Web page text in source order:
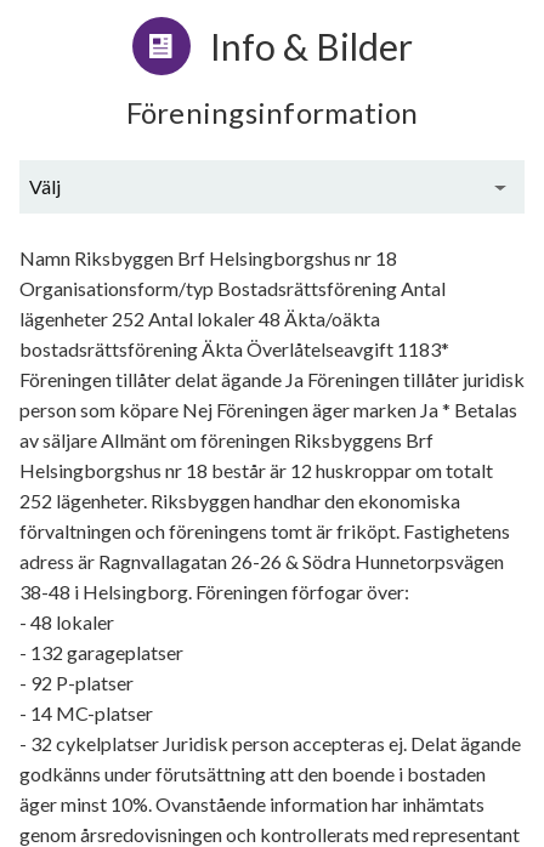
Info & Bilder
Föreningsinformation
Välj
Namn Riksbyggen Brf Helsingborgshus nr 18
Organisationsform/typ Bostadsrättsförening Antal
lägenheter 252 Antal lokaler 48 Äkta/oäkta
bostadsrättsförening Äkta Överlåtelseavgift 1183*
Föreningen tillåter delat ägande Ja Föreningen tillåter juridisk
person som köpare Nej Föreningen äger marken Ja * Betalas
av säljare Allmänt om föreningen Riksbyggens Brf
Helsingborgshus nr 18 består är 12 huskroppar om totalt
252 lägenheter. Riksbyggen handhar den ekonomiska
förvaltningen och föreningens tomt är friköpt. Fastighetens
adress är Ragnvallagatan 26-26 & Södra Hunnetorpsvägen
38-48 i Helsingborg. Föreningen förfogar över:
- 48 lokaler
- 132 garageplatser
- 92 P-platser
- 14 MC-platser
- 32 cykelplatser Juridisk person accepteras ej. Delat ägande
godkänns under förutsättning att den boende i bostaden
äger minst 10%. Ovanstående information har inhämtats
genom årsredovisningen och kontrollerats med representant